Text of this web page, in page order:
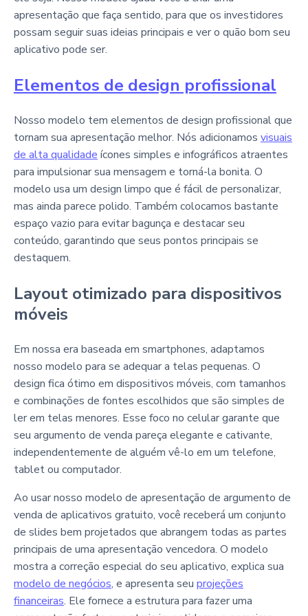
apresentação que faça sentido, para que os investidores
possam seguir suas ideias principais e ver o quão bom seu
aplicativo pode ser.
Elementos de design profissional
Nosso modelo tem elementos de design profissional que
tornam sua apresentação melhor. Nós adicionamos visuais
de alta qualidade ícones simples e infográficos atraentes
para impulsionar sua mensagem e torná-la bonita. O
modelo usa um design limpo que é fácil de personalizar,
mas ainda parece polido. Também colocamos bastante
espaço vazio para evitar bagunça e destacar seu
conteúdo, garantindo que seus pontos principais se
destaquem.
Layout otimizado para dispositivos
móveis
Em nossa era baseada em smartphones, adaptamos
nosso modelo para se adequar a telas pequenas. O
design fica ótimo em dispositivos móveis, com tamanhos
e combinações de fontes escolhidos que são simples de
ler em telas menores. Esse foco no celular garante que
seu argumento de venda pareça elegante e cativante,
independentemente de alguém vê-lo em um telefone,
tablet ou computador.
Ao usar nosso modelo de apresentação de argumento de
venda de aplicativos gratuito, você receberá um conjunto
de slides bem projetados que abrangem todas as partes
principais de uma apresentação vencedora. O modelo
mostra a correção especial do seu aplicativo, explica sua
modelo de negócios, e apresenta seu projeções
financeiras. Ele fornece a estrutura para fazer uma